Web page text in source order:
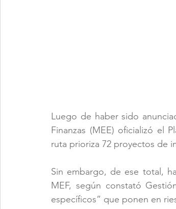
Luego de haber sido
Finanzas (MEE) oficializó el
ruta prioriza 72 proyectos de
Sin embargo, de ese total,
MEF, según constató
específicos” que ponen en